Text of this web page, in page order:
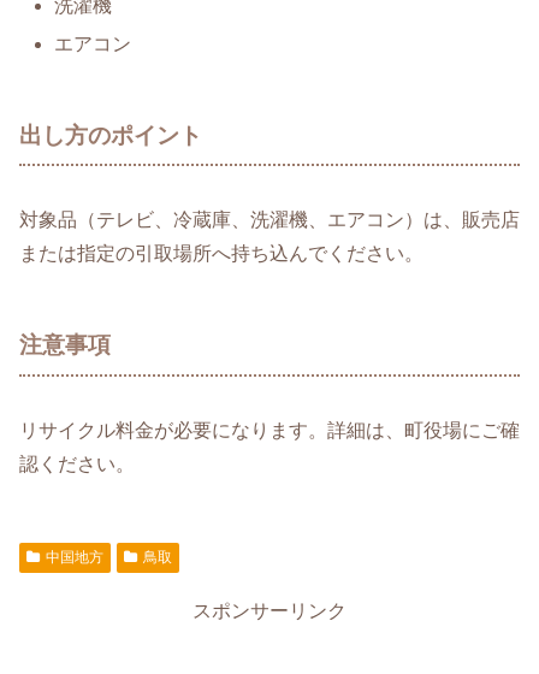
洗濯機
エアコン
出し方のポイント
対象品（テレビ、冷蔵庫、洗濯機、エアコン）は、販売店
または指定の引取場所へ持ち込んでください。
注意事項
リサイクル料金が必要になります。詳細は、町役場にご確
認ください。
中国地方 鳥取
スポンサーリンク